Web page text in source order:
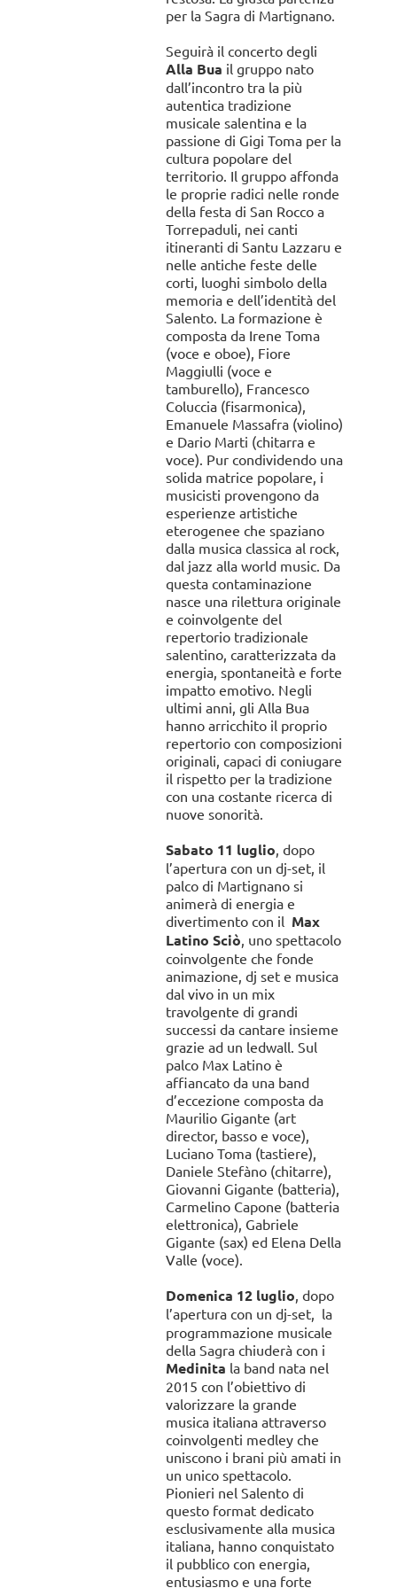
per la Sagra di Martignano.
Seguirà il concerto degli
Alla Bua il gruppo nato
dall’incontro tra la più
autentica tradizione
musicale salentina e la
passione di Gigi Toma per la
cultura popolare del
territorio. Il gruppo affonda
le proprie radici nelle ronde
della festa di San Rocco a
Torrepaduli, nei canti
itineranti di Santu Lazzaru e
nelle antiche feste delle
corti, luoghi simbolo della
memoria e dell’identità del
Salento. La formazione è
composta da Irene Toma
(voce e oboe), Fiore
Maggiulli (voce e
tamburello), Francesco
Coluccia (fisarmonica),
Emanuele Massafra (violino)
e Dario Marti (chitarra e
voce). Pur condividendo una
solida matrice popolare, i
musicisti provengono da
esperienze artistiche
eterogenee che spaziano
dalla musica classica al rock,
dal jazz alla world music. Da
questa contaminazione
nasce una rilettura originale
e coinvolgente del
repertorio tradizionale
salentino, caratterizzata da
energia, spontaneità e forte
impatto emotivo. Negli
ultimi anni, gli Alla Bua
hanno arricchito il proprio
repertorio con composizioni
originali, capaci di coniugare
il rispetto per la tradizione
con una costante ricerca di
nuove sonorità.
Sabato 11 luglio, dopo
l’apertura con un dj-set, il
palco di Martignano si
animerà di energia e
divertimento con il Max
Latino Sciò, uno spettacolo
coinvolgente che fonde
animazione, dj set e musica
dal vivo in un mix
travolgente di grandi
successi da cantare insieme
grazie ad un ledwall. Sul
palco Max Latino è
affiancato da una band
d’eccezione composta da
Maurilio Gigante (art
director, basso e voce),
Luciano Toma (tastiere),
Daniele Stefàno (chitarre),
Giovanni Gigante (batteria),
Carmelino Capone (batteria
elettronica), Gabriele
Gigante (sax) ed Elena Della
Valle (voce).
Domenica 12 luglio, dopo
l’apertura con un dj-set, la
programmazione musicale
della Sagra chiuderà con i
Medinita la band nata nel
2015 con l’obiettivo di
valorizzare la grande
musica italiana attraverso
coinvolgenti medley che
uniscono i brani più amati in
un unico spettacolo.
Pionieri nel Salento di
questo format dedicato
esclusivamente alla musica
italiana, hanno conquistato
il pubblico con energia,
entusiasmo e una forte